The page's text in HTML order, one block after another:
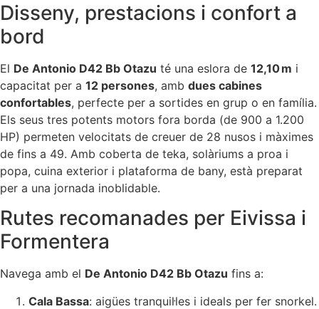
Disseny, prestacions i confort a
bord
El De Antonio D42 Bb Otazu té una eslora de 12,10 m i
capacitat per a 12 persones, amb dues cabines
confortables, perfecte per a sortides en grup o en família.
Els seus tres potents motors fora borda (de 900 a 1.200
HP) permeten velocitats de creuer de 28 nusos i màximes
de fins a 49. Amb coberta de teka, solàriums a proa i
popa, cuina exterior i plataforma de bany, està preparat
per a una jornada inoblidable.
Rutes recomanades per Eivissa i
Formentera
Navega amb el De Antonio D42 Bb Otazu fins a:
Cala Bassa: aigües tranquil·les i ideals per fer snorkel.